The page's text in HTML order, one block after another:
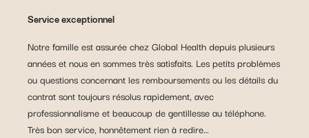
Service exceptionnel
Notre famille est assurée chez Global Health depuis plusieurs
années et nous en sommes très satisfaits. Les petits problèmes
ou questions concernant les remboursements ou les détails du
contrat sont toujours résolus rapidement, avec
professionnalisme et beaucoup de gentillesse au téléphone.
Très bon service, honnêtement rien à redire…